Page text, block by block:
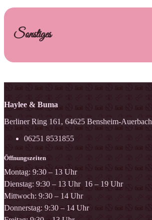
Sonstiges
Haylee & Buma
Berliner Ring 161, 64625 Bensheim-Auerbach
06251 8531855
Öffnungszeiten
Montag: 9:30 – 13 Uhr
Dienstag: 9:30 – 13 Uhr 16 – 19 Uhr
Mittwoch: 9:30 – 14 Uhr
Donnerstag: 9:30 – 14 Uhr